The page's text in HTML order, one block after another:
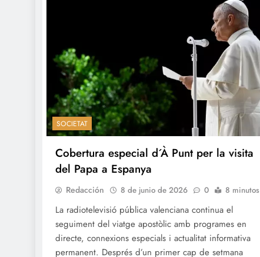
SOCIETAT
Cobertura especial d´À Punt per la visita
del Papa a Espanya
Redacción 8 de junio de 2026 0 8 minutos
La radiotelevisió pública valenciana continua el
seguiment del viatge apostòlic amb programes en
directe, connexions especials i actualitat informativa
permanent. Després d’un primer cap de setmana